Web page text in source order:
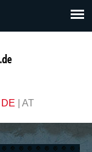
DE AT